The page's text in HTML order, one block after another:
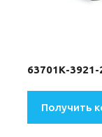
63701К-3921-
Получить